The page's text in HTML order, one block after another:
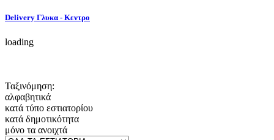
Delivery Γλυκα - Κεντρο
loading
Ταξινόμηση:
αλφαβητικά
κατά τύπο εστιατορίου
κατά δημοτικότητα
μόνο τα ανοιχτά